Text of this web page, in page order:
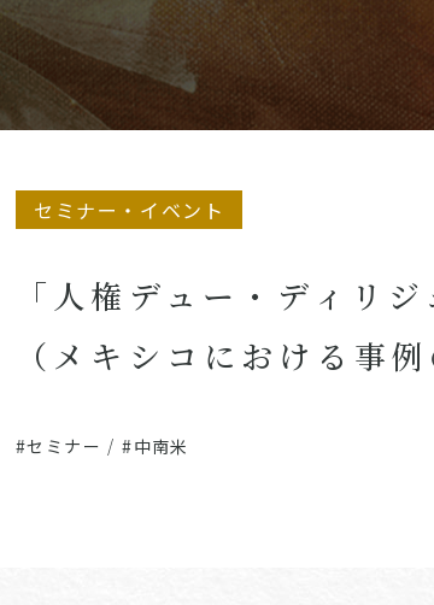
セミナー・イベント
「人権デュー・ディリ
（メキシコにおける事例
#セミナー /#中南米